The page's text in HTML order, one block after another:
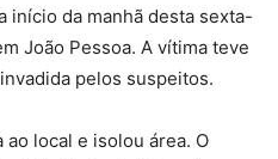
início da manhã desta sexta-
João Pessoa. A vítima teve
pelos suspeitos.
local e isolou área. O